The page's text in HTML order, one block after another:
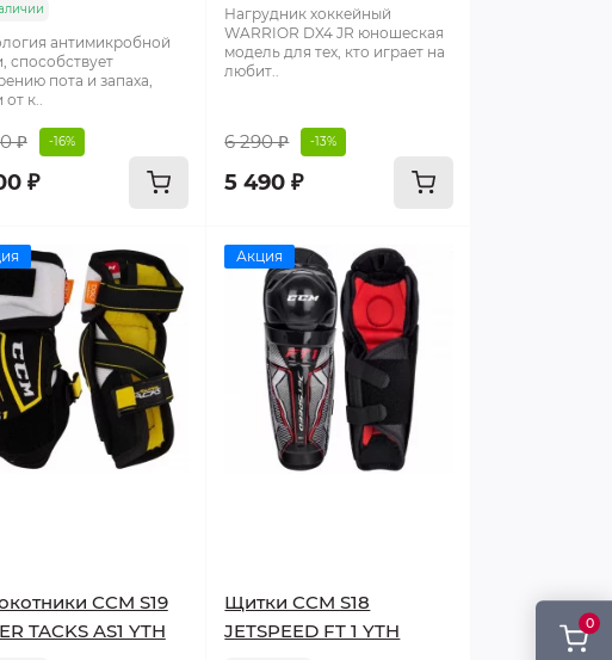
0
антимикробной
способствует
пота и запаха,
от к..
₽ -16%
₽
Нагрудник хоккейный
WARRIOR DX4 JR юношеская
модель для тех, кто играет на
любит..
6 290 ₽ -13%
5 490 ₽
CCM S19
TACKS AS1 YTH
Акция
Щитки CCM S18
JETSPEED FT 1 YTH